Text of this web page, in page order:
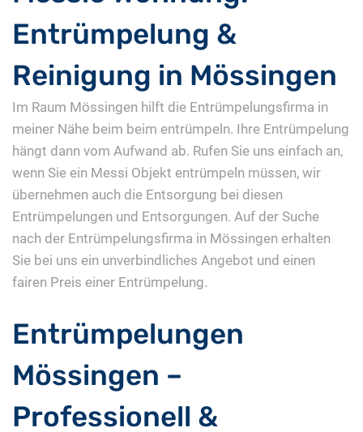
Entrümpelung &
Reinigung in Mössingen
Im Raum Mössingen hilft die Entrümpelungsfirma in
meiner Nähe beim beim entrümpeln. Ihre Entrümpelung
hängt dann vom Aufwand ab. Rufen Sie uns einfach an,
wenn Sie ein Messi Objekt entrümpeln müssen, wir
übernehmen auch die Entsorgung bei diesen
Entrümpelungen und Entsorgungen. Auf der Suche
nach der Entrümpelungsfirma in Mössingen erhalten
Sie bei uns ein unverbindliches Angebot und einen
fairen Preis einer Entrümpelung.
Entrümpelungen
Mössingen –
Professionell &